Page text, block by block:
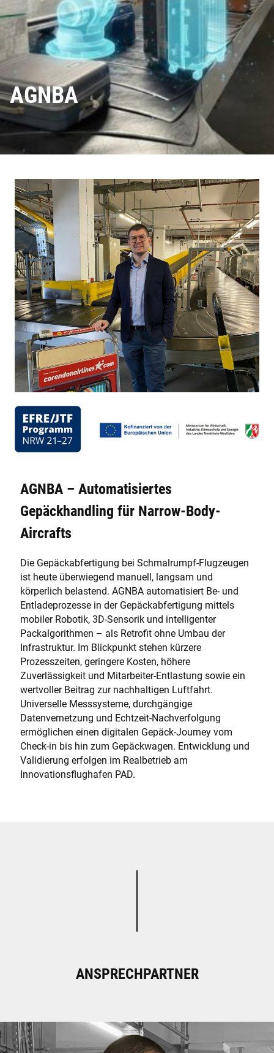
AGNBA
AGNBA – Automatisiertes
Gepäckhandling für Narrow-Body-
Aircrafts
Die Gepäckabfertigung bei Schmalrumpf-Flugzeugen
ist heute überwiegend manuell, langsam und
körperlich belastend. AGNBA automatisiert Be- und
Entladeprozesse in der Gepäckabfertigung mittels
mobiler Robotik, 3D-Sensorik und intelligenter
Packalgorithmen – als Retrofit ohne Umbau der
Infrastruktur. Im Blickpunkt stehen kürzere
Prozesszeiten, geringere Kosten, höhere
Zuverlässigkeit und Mitarbeiter-Entlastung sowie ein
wertvoller Beitrag zur nachhaltigen Luftfahrt.
Universelle Messsysteme, durchgängige
Datenvernetzung und Echtzeit-Nachverfolgung
ermöglichen einen digitalen Gepäck-Journey vom
Check-in bis hin zum Gepäckwagen. Entwicklung und
Validierung erfolgen im Realbetrieb am
Innovationsflughafen PAD.
ANSPRECHPARTNER